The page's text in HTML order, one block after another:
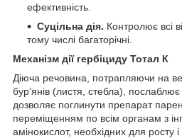
ефективність.
Суцільна дія. Контролює всі
тому числі багаторічні.
Механізм дії гербіциду Тотал К
Діюча речовина, потрапляючи на
бур’янів (листя, стебла), послаблює
дозволяє поглинути препарат
переміщенням по всім органам з
амінокислот, необхідних для росту і